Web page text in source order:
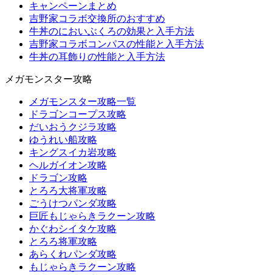
キャンペーンまとめ
吉野家コラボ交換所のおすすめ
牛丼のにおいぶくろの効果と入手方法
吉野家コラボコンパスの性能と入手方法
牛丼の耳飾りの性能と入手方法
メガモンスター攻略
メガモンスター攻略一覧
ドラゴンコープス攻略
だいおうクジラ攻略
ゆうれい船攻略
キングスイカ岩攻略
ヘルガイオン攻略
ドラゴン攻略
とろろ大将軍攻略
ごうけつパンダ攻略
巨匠もじゃらきラクーン攻略
かぐわシイタケ攻略
とろろ将軍攻略
あらくれパンダ攻略
もじゃらきラクーン攻略